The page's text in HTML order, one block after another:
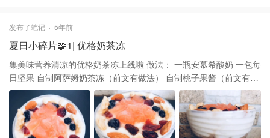
发布了笔记 5年前
夏日小碎片🧩1| 优格奶茶冻
集美味营养清凉的优格奶茶冻上线啦 做法： 一瓶安慕希酸奶 一包每
日坚果 自制阿萨姆奶茶冻（前文有做法） 自制桃子果酱（前文有做
法） 准备一个容器，底层舀入冷藏的奶茶冻、然后倒入冷藏的酸
奶，两勺桃子果酱置于中间，再在周围撒上一圈果干，外围撒上一
圈坚果就完成的✅